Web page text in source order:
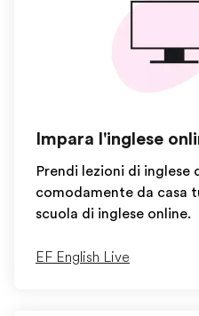
Impara l'inglese
Prendi lezioni di inglese
comodamente da casa
scuola di inglese online.
EF English Live